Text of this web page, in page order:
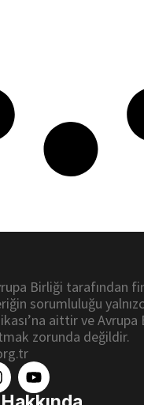
Birliği tarafından
sorumluluğu
aittir ve Avrupa
zorunda değildir.